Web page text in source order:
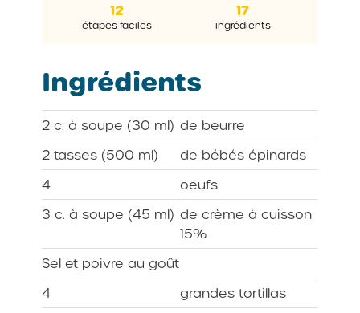
12
étapes faciles
17
ingrédients
Ingrédients
2 c. à soupe (30 ml) de beurre
2 tasses (500 ml)
de bébés épinards
4
oeufs
3 c. à soupe (45 ml) de crème à cuisson
15%
Sel et poivre au goût
4
grandes tortillas